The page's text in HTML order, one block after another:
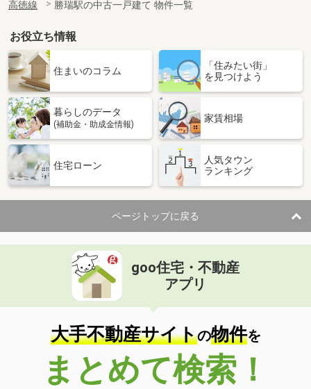
高徳線
勝瑞駅の中古一戸建て 物件一覧
お役立ち情報
住まいのコラム
「住みたい街」
を見つけよう
暮らしのデータ
(補助金・助成金情報)
家賃相場
住宅ローン
人気タウン
ランキング
ページトップに戻る
goo住宅・不動産
アプリ
大手不動産サイトの物件を
まとめて検索！